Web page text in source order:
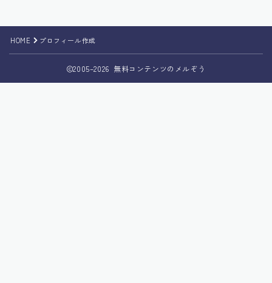
HOME プロフィール作成
2005–2026 無料コンテンツのメルぞう